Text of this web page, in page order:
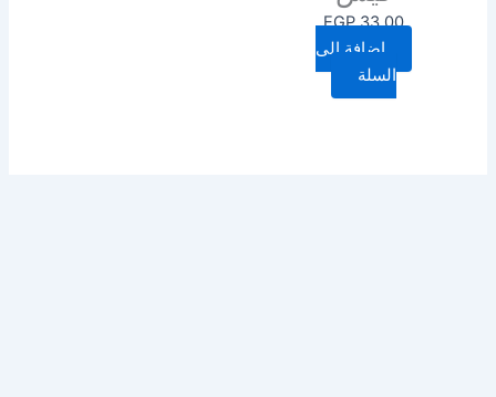
EGP33.00
إضافة إلى
السلة